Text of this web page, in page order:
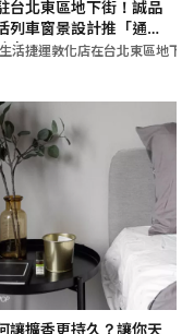
空間是大家最不精
台北東區地下街！誠品
列車窗景設計推「通勤
書單」
活捷運敦化店在台北東區地下
讓擴香更持久？讓你天